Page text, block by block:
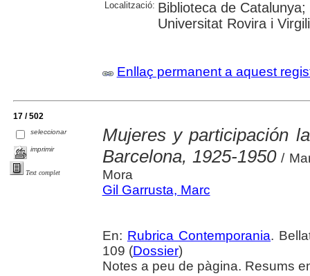
Localització: Biblioteca de
Universitat Rovira i Virgili
Enllaç permanent a aquest
17 / 502
seleccionar
imprimir
Text complet
Mujeres y participación
Barcelona, 1925-1950/
Mora
Gil Garrusta, Marc
En: Rubrica Contemporania.
109 (Dossier)
Notes a peu de pàgina. Resums